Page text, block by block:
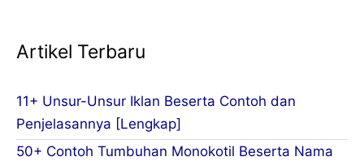
Artikel Terbaru
11+ Unsur-Unsur Iklan Beserta Contoh dan
Penjelasannya [Lengkap]
50+ Contoh Tumbuhan Monokotil Beserta Nama